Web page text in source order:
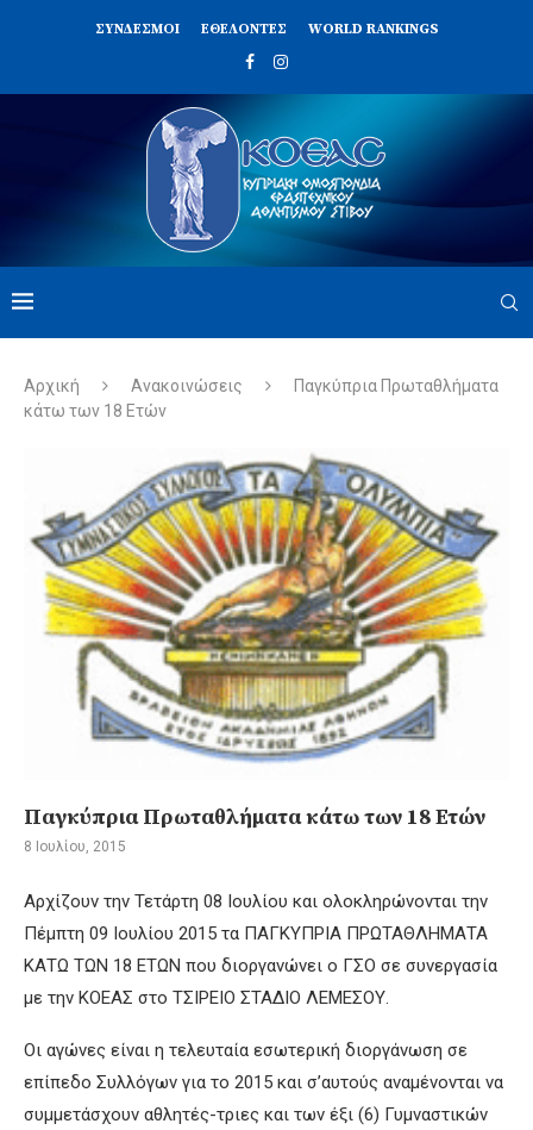
ΣΥΝΔΈΣΜΟΙ ΕΘΕΛΟΝΤΈΣ WORLD RANKINGS
Αρχική Ανακοινώσεις
Παγκύπρια Πρωταθλήματα
κάτω των 18 Ετών
Παγκύπρια Πρωταθλήματα κάτω των 18 Ετών
8 Ιουλίου, 2015
Αρχίζουν την Τετάρτη 08 Ιουλίου και ολοκληρώνονται την
Πέμπτη 09 Ιουλίου 2015 τα ΠΑΓΚΥΠΡΙΑ ΠΡΩΤΑΘΛΗΜΑΤΑ
ΚΑΤΩ ΤΩΝ 18 ΕΤΩΝ που διοργανώνει ο ΓΣΟ σε συνεργασία
με την ΚΟΕΑΣ στο ΤΣΙΡΕΙΟ ΣΤΑΔΙΟ ΛΕΜΕΣΟΥ.
Οι αγώνες είναι η τελευταία εσωτερική διοργάνωση σε
επίπεδο Συλλόγων για το 2015 και σ’αυτούς αναμένονται να
συμμετάσχουν αθλητές-τριες και των έξι (6) Γυμναστικών